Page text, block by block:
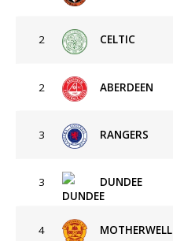
2 CELTIC
2 ABERDEEN
3 RANGERS
3 DUNDEE
4 MOTHERWELL